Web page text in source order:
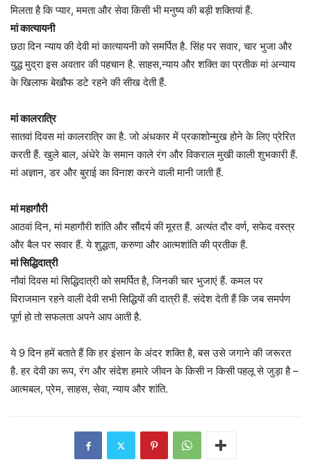
मिलता है कि प्यार, ममता और सेवा किसी भी मनुष्य की बड़ी शक्तियां हैं.
मां कात्यायनी
छठा दिन न्याय की देवी मां कात्यायनी को समर्पित है. सिंह पर सवार, चार भुजा और
युद्ध मुद्रा इस अवतार की पहचान है. साहस,न्याय और शक्ति का प्रतीक मां अन्याय
के खिलाफ बेखौफ डटे रहने की सीख देती हैं.
मां कालरात्रि
सातवां दिवस मां कालरात्रि का है. जो अंधकार में प्रकाशोन्मुख होने के लिए प्रेरित
करती हैं. खुले बाल, अंधेरे के समान काले रंग और विकराल मुखी काली शुभकारी हैं.
मां अज्ञान, डर और बुराई का विनाश करने वाली मानी जाती हैं.
मां महागौरी
आठवां दिन, मां महागौरी शांति और सौंदर्य की मूरत हैं. अत्यंत दौर वर्ण, सफेद वस्त्र
और बैल पर सवार हैं. ये शुद्धता, करुणा और आत्मशांति की प्रतीक हैं.
मां सिद्धिदात्री
नौवां दिवस मां सिद्धिदात्री को समर्पित है, जिनकी चार भुजाएं हैं. कमल पर
विराजमान रहने वाली देवी सभी सिद्धियों की दात्री हैं. संदेश देती हैं कि जब समर्पण
पूर्ण हो तो सफलता अपने आप आती है.
ये 9 दिन हमें बताते हैं कि हर इंसान के अंदर शक्ति है, बस उसे जगाने की जरूरत
है. हर देवी का रूप, रंग और संदेश हमारे जीवन के किसी न किसी पहलू से जुड़ा है –
आत्मबल, प्रेम, साहस, सेवा, न्याय और शांति.